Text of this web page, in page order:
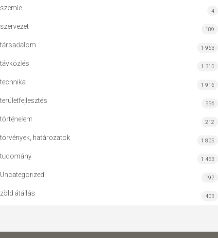
szemle 4
szervezet 189
társadalom 1 963
távközlés 1 310
technika 1 916
területfejlesztés 556
történelem 212
törvények, határozatok 1 805
tudomány 1 453
Uncategorized 197
zöld átállás 403